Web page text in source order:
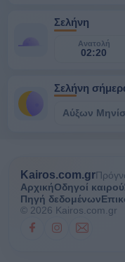
Σελήνη
Ανατολή
02:20
Σελήνη
Αύξων
Kairos.com.gr
ΑρχικήΟδηγοί καιρού
Πηγή δεδομένων
© 2026 Kairos.com.gr